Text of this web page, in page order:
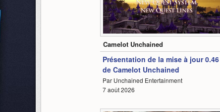
1:48
Camelot Unchained
Présentation de la mise à jour 0.46
de Camelot Unchained
Par Unchained Entertainment
7 août 2026